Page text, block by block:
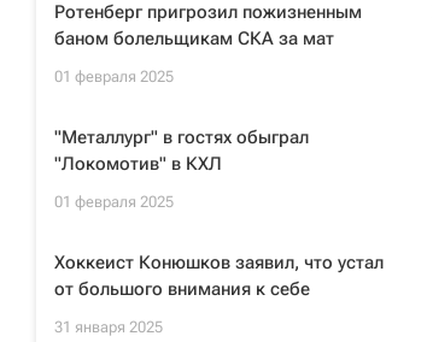
Ротенберг пригрозил пожизненным
баном болельщикам СКА за мат
01 февраля 2025
"Металлург" в гостях обыграл
"Локомотив" в КХЛ
01 февраля 2025
Хоккеист Конюшков заявил, что устал
от большого внимания к себе
31 января 2025